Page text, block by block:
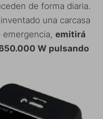
de forma diaria.
una carcasa
emitirá
W pulsando